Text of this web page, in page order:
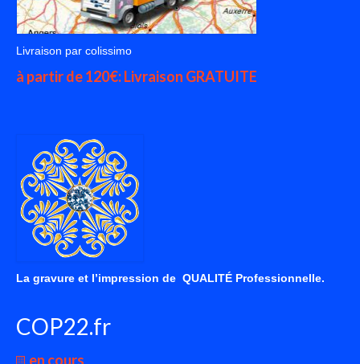
Livraison par colissimo
à partir de 120€: Livraison GRATUITE
La gravure et l’impression de QUALITÉ Professionnelle.
COP22.fr
en cours